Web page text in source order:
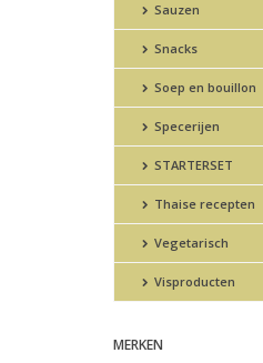
Sauzen
Snacks
Soep en bouillon
Specerijen
STARTERSET
Thaise recepten
Vegetarisch
Visproducten
MERKEN